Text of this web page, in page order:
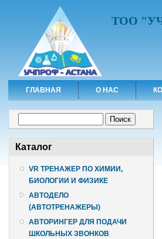
ТОО
ГЛАВНАЯ О НАС
Каталог
VR ТРЕНАЖЕР ПО ХИМИИ,
БИОЛОГИИ И ФИЗИКЕ
АВТОДЕЛО
(АВТОТРЕНАЖЕРЫ)
АВТОРИНГЕР ДЛЯ ПОДАЧИ
ШКОЛЬНЫХ ЗВОНКОВ